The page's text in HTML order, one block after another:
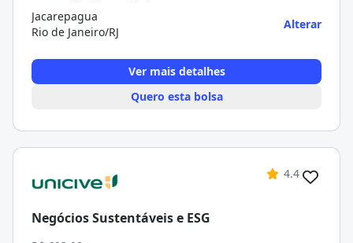
Jacarepagua
Rio de Janeiro/RJ
Alterar
Ver mais detalhes
Quero esta bolsa
4.4
Negócios Sustentáveis e ESG